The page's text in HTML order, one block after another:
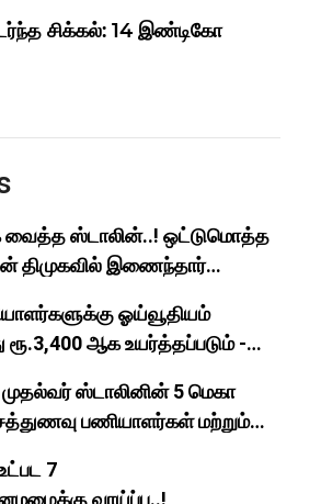
சிக்கல்: 14 இண்டிகோ
வைத்த ஸ்டாலின்..! ஒட்டுமொத்த
திமுகவில் இணைந்தார்
ஓய்வூதியம்
ரூ.3,400 ஆக உயர்த்தப்படும் -
ஸ்டாலினின் 5 மெகா
பணியாளர்கள் மற்றும்
7
வாய்ப்பு..!